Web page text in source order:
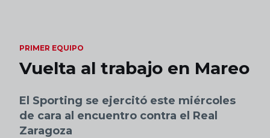
PRIMER EQUIPO
Vuelta al trabajo en Mareo
El Sporting se ejercitó este miércoles
de cara al encuentro contra el Real
Zaragoza